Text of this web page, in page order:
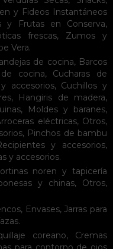
y Fideos Instantáneos
y Frutas en Conserva,
frescas, Zumos y
Vera.
de cocina, Barcos
cocina, Cucharas de
accesorios, Cuchillos y
, Hangiris de madera,
, Moldes y baranes,
eléctricas, Otros,
, Pinchos de bambu
y accesorios,
y accesorios.
noren y tapicería
y chinas, Otros,
, Envases,Jarras para
.
coreano, Cremas